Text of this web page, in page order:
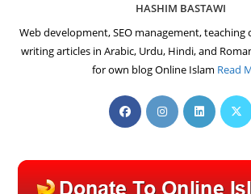
HASHIM BASTAWI
Web development, SEO management, teaching
writing articles in Arabic, Urdu, Hindi, and
for own blog Online Islam Read
Opens
in
new
tab
Opens
in
new
tab
Opens
in
new
tab